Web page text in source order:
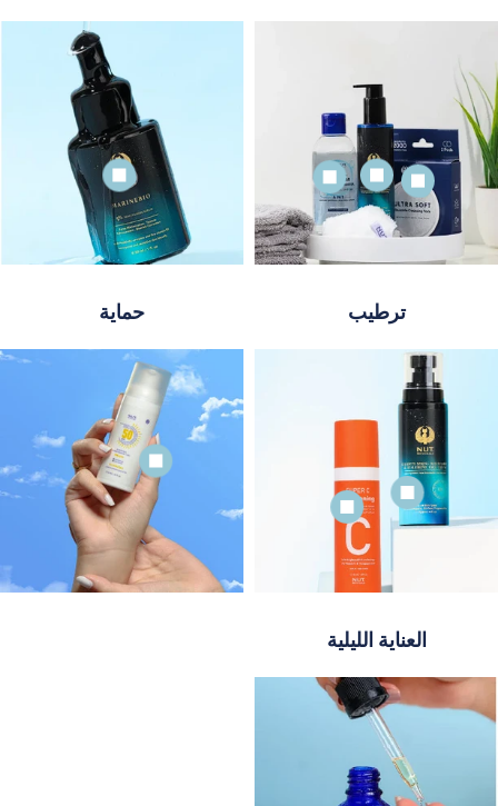
ترطيب حماية
العناية الليلية